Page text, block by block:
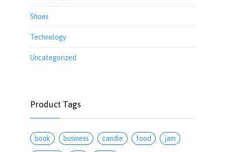
Shoes
Technology
Uncategorized
Product Tags
book business candle food jam